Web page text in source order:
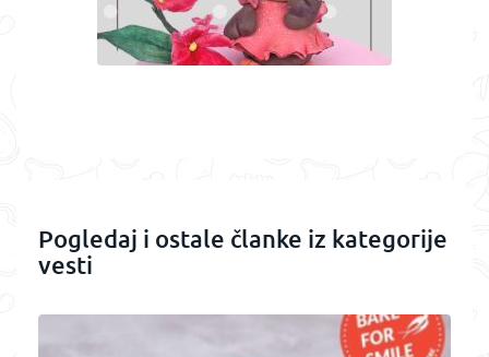
Pogledaj i ostale članke iz kategorije
vesti